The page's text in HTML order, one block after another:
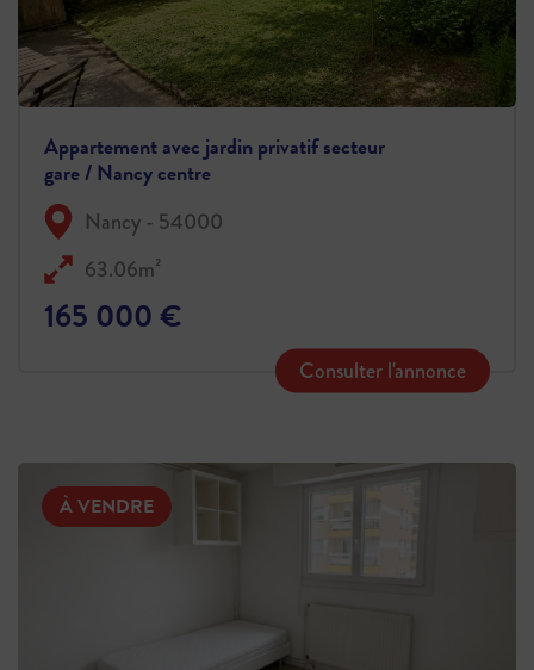
Appartement avec jardin privatif secteur
gare / Nancy centre
Nancy - 54000
63.06m²
165 000 €
Consulter l'annonce
À VENDRE